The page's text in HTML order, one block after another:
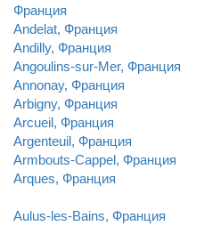
Франция
Andelat, Франция
Andilly, Франция
Angoulins-sur-Mer, Франция
Annonay, Франция
Arbigny, Франция
Arcueil, Франция
Argenteuil, Франция
Armbouts-Cappel, Франция
Arques, Франция
Aulus-les-Bains, Франция